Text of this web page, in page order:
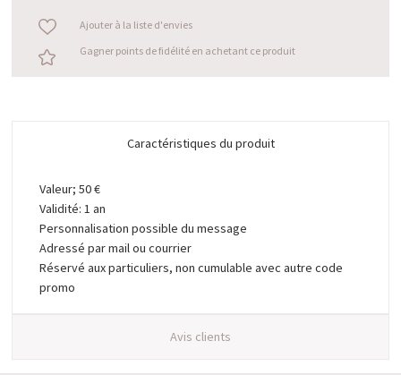
Ajouter à la liste d'envies
Gagner points de fidélité en achetant ce produit
Caractéristiques du produit
Valeur; 50 €
Validité: 1 an
Personnalisation possible du message
Adressé par mail ou courrier
Réservé aux particuliers, non cumulable avec autre code
promo
Avis clients